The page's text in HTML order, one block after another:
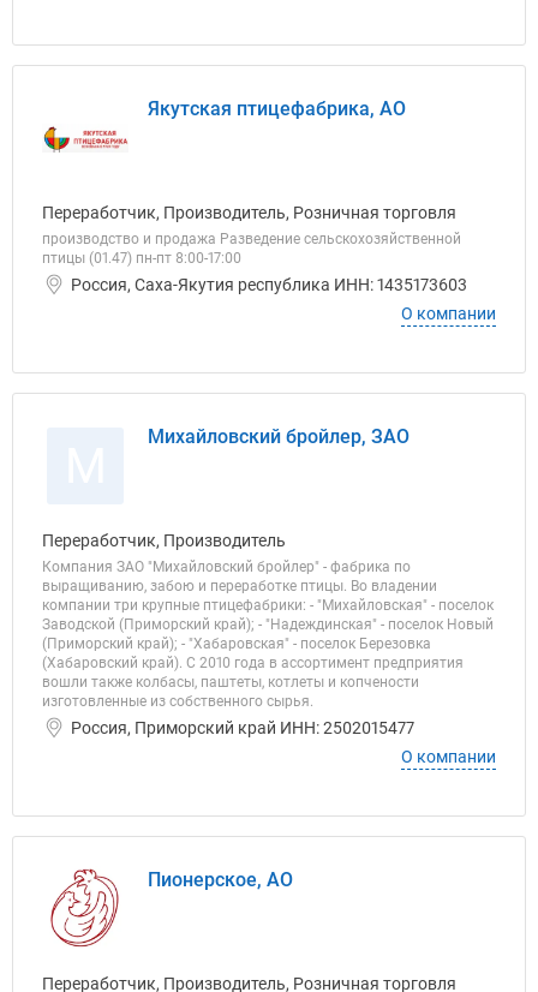
Якутская птицефабрика, АО
Переработчик, Производитель, Розничная торговля
производство и продажа Разведение сельскохозяйственной
птицы (01.47) пн-пт 8:00-17:00
Россия, Саха-Якутия республика ИНН: 1435173603
О компании
Михайловский бройлер, ЗАО
Переработчик, Производитель
Компания ЗАО "Михайловский бройлер" - фабрика по
выращиванию, забою и переработке птицы. Во владении
компании три крупные птицефабрики: - "Михайловская" - поселок
Заводской (Приморский край); - "Надеждинская" - поселок Новый
(Приморский край); - "Хабаровская" - поселок Березовка
(Хабаровский край). С 2010 года в ассортимент предприятия
вошли также колбасы, паштеты, котлеты и копчености
изготовленные из собственного сырья.
Россия, Приморский край ИНН: 2502015477
О компании
Пионерское, АО
Переработчик, Производитель, Розничная торговля